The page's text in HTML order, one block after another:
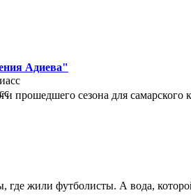
Адиева"
сезона для самарского
жили футболисты. А вода,